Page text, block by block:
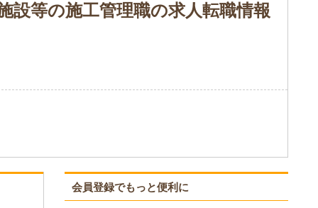
設等の施工管理職の求人転職情報
会員登録でもっと便利に